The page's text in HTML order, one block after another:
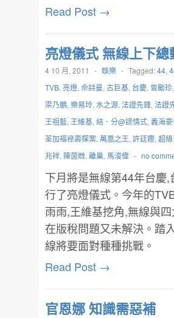
Read Post →
亮燈儀式 無線上下總
4 10 月, 2011 - 娛樂 - Tagged:44,
TVB, 亮燈, 佘詩曼, 古巨基, 台慶, 曾勵珍,
梁乃鵬, 樂易玲, 水之源, 法證先鋒, 法證
王祖藍, 王維基, 結．分@謊情式, 義海
荃加福祿壽探案, 萬凰之王, 許廷鏗, 超
兆祥, 陳茵媺, 離巢, 馬浚偉 - no
下月將是無線第44年台慶,
行了亮燈儀式。今年的
雨雨,王維基挖角,無線與
在版稅問題又未解決。踏
線將要面對種種挑戰。
Read Post →
官恩娜 知識需惡補